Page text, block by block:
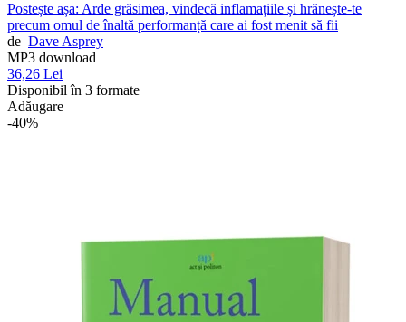
Postește așa: Arde grăsimea, vindecă inflamațiile și hrănește-te
precum omul de înaltă performanță care ai fost menit să fii
de Dave Asprey
MP3 download
36,26 Lei
Disponibil în 3 formate
Adăugare
-40%